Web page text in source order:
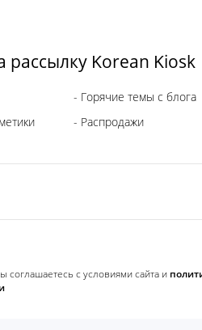
Korean Kiosk
- Горячие темы с блога
- Распродажи
соглашаетесь c условиями сайта и